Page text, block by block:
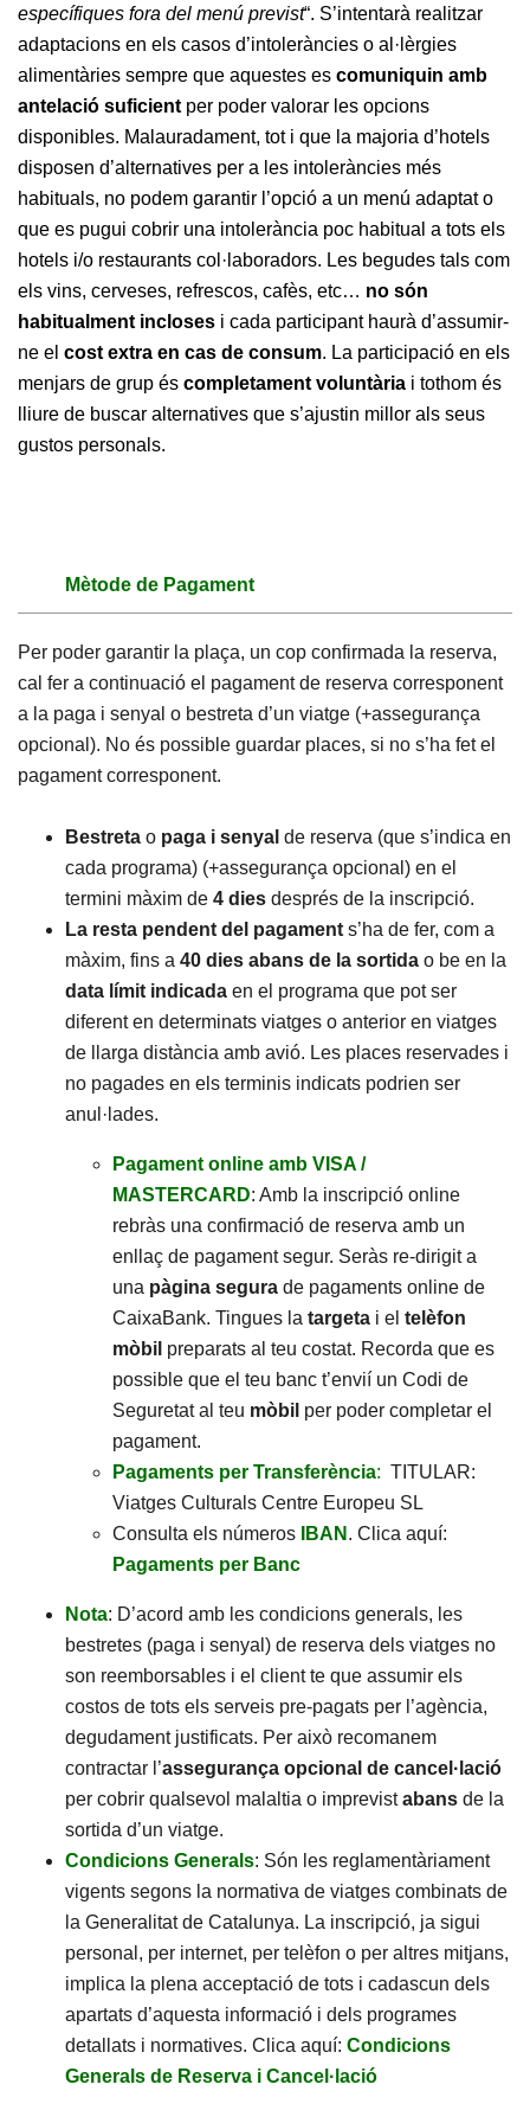
específiques fora del menú previst“. S’intentarà realitzar
adaptacions en els casos d’intoleràncies o al·lèrgies
alimentàries sempre que aquestes es comuniquin amb
antelació suficient per poder valorar les opcions
disponibles. Malauradament, tot i que la majoria d’hotels
disposen d’alternatives per a les intoleràncies més
habituals, no podem garantir l’opció a un menú adaptat o
que es pugui cobrir una intolerància poc habitual a tots els
hotels i/o restaurants col·laboradors. Les begudes tals com
els vins, cerveses, refrescos, cafès, etc… no són
habitualment incloses i cada participant haurà d’assumir-
ne el cost extra en cas de consum. La participació en els
menjars de grup és completament voluntària i tothom és
lliure de buscar alternatives que s’ajustin millor als seus
gustos personals.
Mètode de Pagament
Per poder garantir la plaça, un cop confirmada la reserva,
cal fer a continuació el pagament de reserva corresponent
a la paga i senyal o bestreta d’un viatge (+assegurança
opcional). No és possible guardar places, si no s’ha fet el
pagament corresponent.
Bestreta o paga i senyal de reserva (que s’indica en
cada programa) (+assegurança opcional) en el
termini màxim de 4 dies després de la inscripció.
La resta pendent del pagament s’ha de fer, com a
màxim, fins a 40 dies abans de la sortida o be en la
data límit indicada en el programa que pot ser
diferent en determinats viatges o anterior en viatges
de llarga distància amb avió. Les places reservades i
no pagades en els terminis indicats podrien ser
anul·lades.
Pagament online amb VISA /
MASTERCARD: Amb la inscripció online
rebràs una confirmació de reserva amb un
enllaç de pagament segur. Seràs re-dirigit a
una pàgina segura de pagaments online de
CaixaBank. Tingues la targeta i el telèfon
mòbil preparats al teu costat. Recorda que es
possible que el teu banc t’envií un Codi de
Seguretat al teu mòbil per poder completar el
pagament.
Pagaments per Transferència: TITULAR:
Viatges Culturals Centre Europeu SL
Consulta els números
IBAN . Clica aquí:
Pagaments per Banc
Nota: D’acord amb les condicions generals, les
bestretes (paga i senyal) de reserva dels viatges no
son reemborsables i el client te que assumir els
costos de tots els serveis pre-pagats per l’agència,
degudament justificats. Per això recomanem
contractar l’assegurança opcional de cancel·lació
per cobrir qualsevol malaltia o imprevistabans de la
sortida d’un viatge.
Condicions Generals: Són les reglamentàriament
vigents segons la normativa de viatges combinats de
la Generalitat de Catalunya. La inscripció, ja sigui
personal, per internet, per telèfon o per altres mitjans,
implica la plena acceptació de tots i cadascun dels
apartats d’aquesta informació i dels programes
detallats i normatives. Clica aquí: Condicions
Generals de Reserva i Cancel·lació